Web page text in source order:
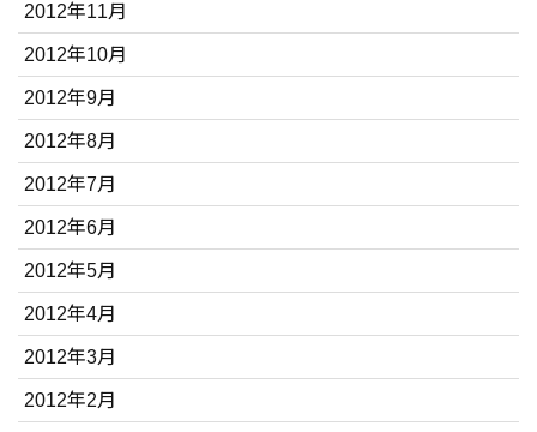
2012年11月
2012年10月
2012年9月
2012年8月
2012年7月
2012年6月
2012年5月
2012年4月
2012年3月
2012年2月